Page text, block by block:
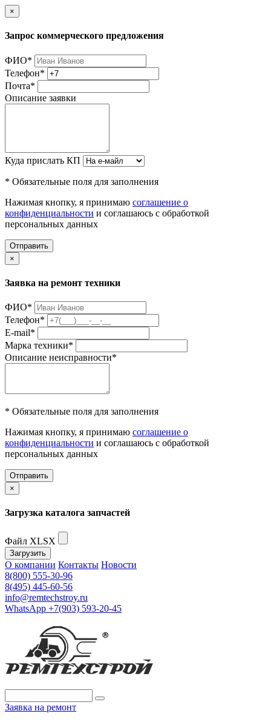
×
Запрос коммерческого предложения
ФИО*
Телефон*
Почта*
Описание заявки
Куда прислать КП
* Обязательные поля для заполнения
Нажимая кнопку, я принимаю соглашение о
конфиденциальности и соглашаюсь с обработкой
персональных данных
Отправить
×
Заявка на ремонт техники
ФИО*
Телефон*
E-mail*
Марка техники*
Описание неисправности*
* Обязательные поля для заполнения
Нажимая кнопку, я принимаю соглашение о
конфиденциальности и соглашаюсь с обработкой
персональных данных
Отправить
×
Загрузка каталога запчастей
Файл XLSX
Загрузить
О компании Контакты Новости
8(800) 555-30-96
8(495) 445-60-56
info@remtechstroy.ru
WhatsApp +7(903) 593-20-45
Заявка на ремонт